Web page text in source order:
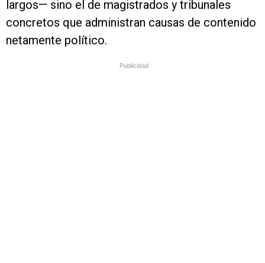
largos— sino el de magistrados y tribunales
concretos que administran causas de contenido
netamente político.
Publicidad